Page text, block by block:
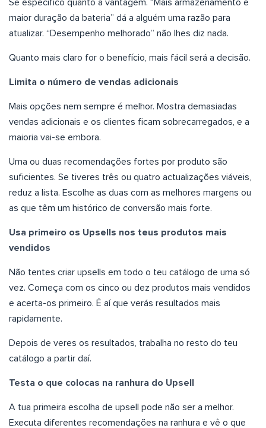
Sê específico quanto à vantagem. “Mais armazenamento e
maior duração da bateria” dá a alguém uma razão para
atualizar. “Desempenho melhorado” não lhes diz nada.
Quanto mais claro for o benefício, mais fácil será a decisão.
Limita o número de vendas adicionais
Mais opções nem sempre é melhor. Mostra demasiadas
vendas adicionais e os clientes ficam sobrecarregados, e a
maioria vai-se embora.
Uma ou duas recomendações fortes por produto são
suficientes. Se tiveres três ou quatro actualizações viáveis,
reduz a lista. Escolhe as duas com as melhores margens ou
as que têm um histórico de conversão mais forte.
Usa primeiro os Upsells nos teus produtos mais
vendidos
Não tentes criar upsells em todo o teu catálogo de uma só
vez. Começa com os cinco ou dez produtos mais vendidos
e acerta-os primeiro. É aí que verás resultados mais
rapidamente.
Depois de veres os resultados, trabalha no resto do teu
catálogo a partir daí.
Testa o que colocas na ranhura do Upsell
A tua primeira escolha de upsell pode não ser a melhor.
Executa diferentes recomendações na ranhura e vê o que